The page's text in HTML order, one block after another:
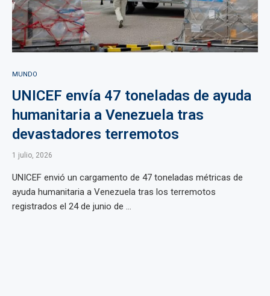
MUNDO
UNICEF envía 47 toneladas de ayuda
humanitaria a Venezuela tras
devastadores terremotos
1 julio, 2026
UNICEF envió un cargamento de 47 toneladas métricas de
ayuda humanitaria a Venezuela tras los terremotos
registrados el 24 de junio de ...